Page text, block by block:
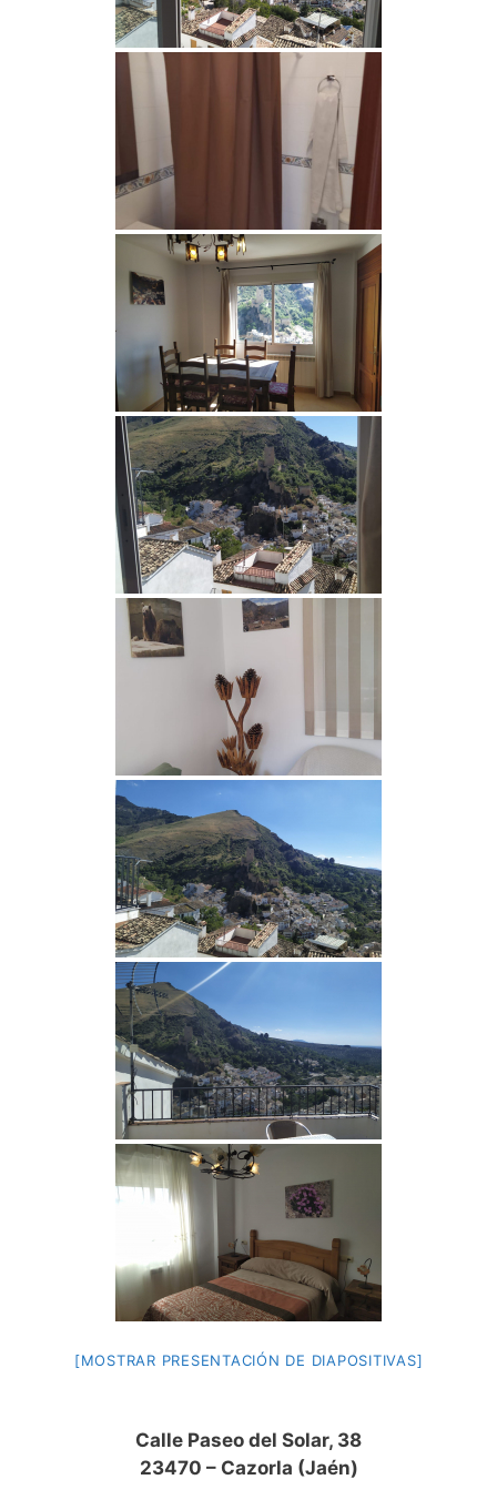
[MOSTRAR PRESENTACIÓN DE DIAPOSITIVAS]
Calle Paseo del Solar, 38
23470 – Cazorla (Jaén)